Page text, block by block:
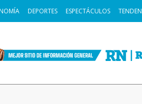
DEPORTES ESPECTÁCULOS